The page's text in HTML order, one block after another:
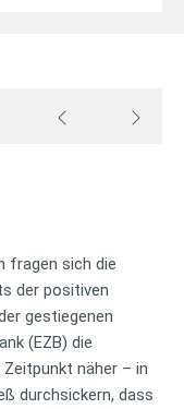
fragen sich die
der positiven
gestiegenen
(EZB) die
näher – in
durchsickern, dass